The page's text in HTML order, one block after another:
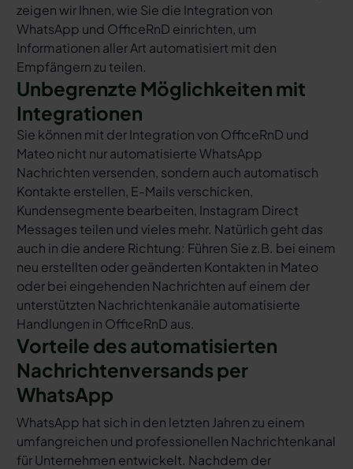
zeigen wir Ihnen, wie Sie die Integration von
WhatsApp und OfficeRnD einrichten, um
Informationen aller Art automatisiert mit den
Empfängern zu teilen.
Unbegrenzte Möglichkeiten mit
Integrationen
Sie können mit der Integration von OfficeRnD und
Mateo nicht nur automatisierte WhatsApp
Nachrichten versenden, sondern auch automatisch
Kontakte erstellen, E-Mails verschicken,
Kundensegmente bearbeiten, Instagram Direct
Messages teilen und vieles mehr. Natürlich geht das
auch in die andere Richtung: Führen Sie z.B. bei einem
neu erstellten oder geänderten Kontakten in Mateo
oder bei eingehenden Nachrichten auf einem der
unterstützten Nachrichtenkanäle automatisierte
Handlungen in OfficeRnD aus.
Vorteile des automatisierten
Nachrichtenversands per
WhatsApp
WhatsApp hat sich in den letzten Jahren zu einem
umfangreichen und professionellen Nachrichtenkanal
für Unternehmen entwickelt. Nachdem der